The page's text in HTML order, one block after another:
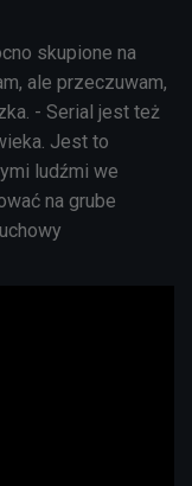
skupione na
ale przeczuwam,
- Serial jest też
Jest to
ludźmi we
na grube